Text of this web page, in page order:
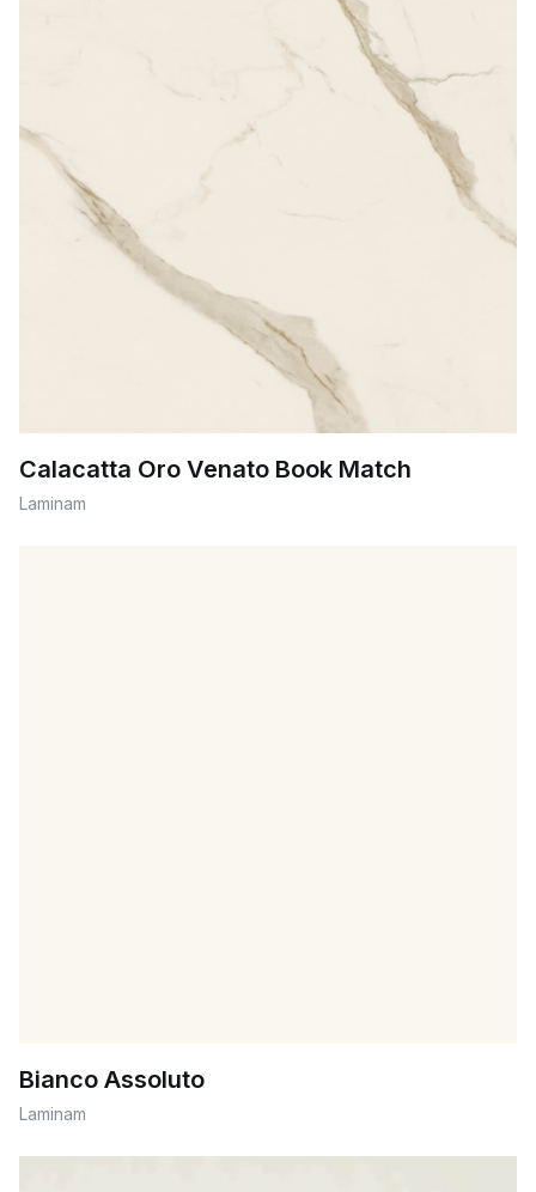
Calacatta Oro Venato Book Match
Laminam
Bianco Assoluto
Laminam